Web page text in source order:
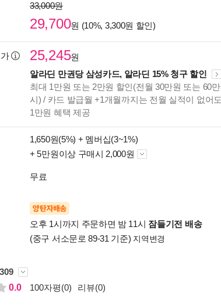
33,000원
29,700원 (10%, 3,300원 할인)
가 25,245원
알라딘 만권당 삼성카드, 알라딘 15% 청구 할인
최대 1만원 또는 2만원 할인(전월 30만원 또는 60
시) / 카드 발급월 +1개월까지는 전월 실적이 없어
1만원 혜택 제공
1,650원(5%) + 멤버십(3~1%)
+ 5만원이상 구매시 2,000원
무료
양탄자배송
오후 1시까지 주문하면 밤 11시 잠들기전 배송
(중구 서소문로 89-31 기준) 지역변경
309
0.0
100자평(0) 리뷰(0)